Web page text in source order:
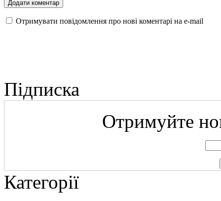
Отримувати повідомлення про нові коментарі на е-mail
Підписка
Отримуйте
Категорії